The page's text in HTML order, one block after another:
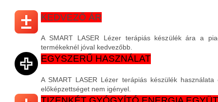
KEDVEZŐ ÁR
A SMART LASER Lézer terápiás készülék ára a
termékeknél jóval kedvezőbb.
EGYSZERŰ HASZNÁLAT
A SMART LASER Lézer terápiás készülék használata
előképzettséget nem igényel.